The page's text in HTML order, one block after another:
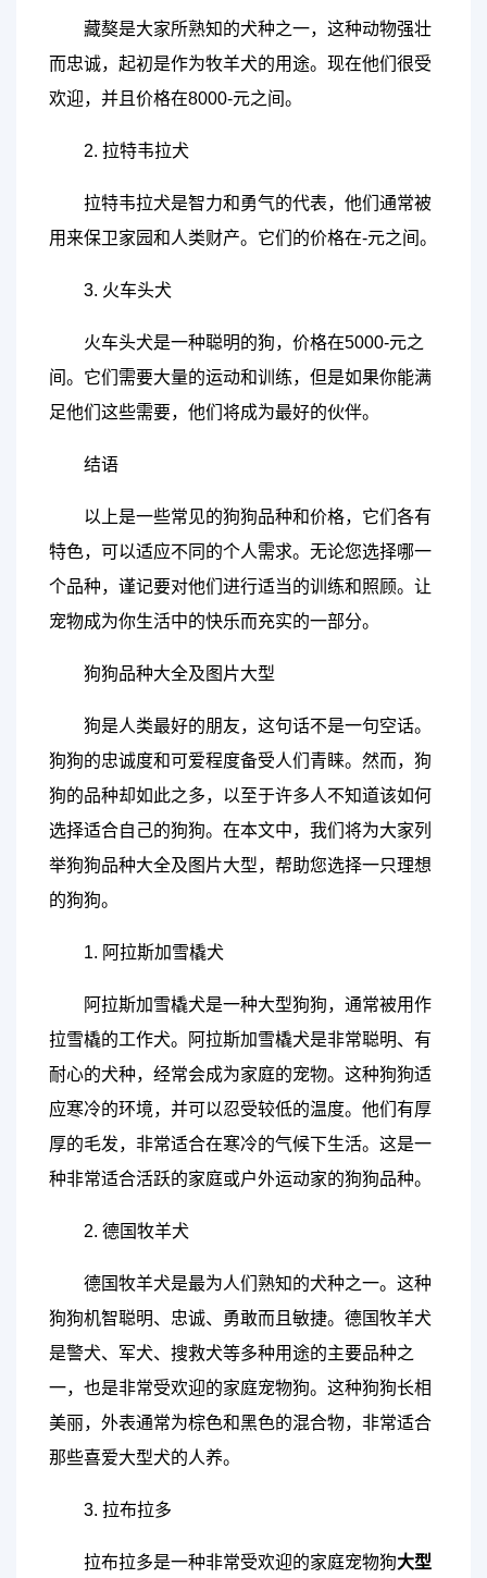
藏獒是大家所熟知的犬种之一，这种动物强壮
而忠诚，起初是作为牧羊犬的用途。现在他们很受
欢迎，并且价格在8000-元之间。
2. 拉特韦拉犬
拉特韦拉犬是智力和勇气的代表，他们通常被
用来保卫家园和人类财产。它们的价格在-元之间。
3. 火车头犬
火车头犬是一种聪明的狗，价格在5000-元之
间。它们需要大量的运动和训练，但是如果你能满
足他们这些需要，他们将成为最好的伙伴。
结语
以上是一些常见的狗狗品种和价格，它们各有
特色，可以适应不同的个人需求。无论您选择哪一
个品种，谨记要对他们进行适当的训练和照顾。让
宠物成为你生活中的快乐而充实的一部分。
狗狗品种大全及图片大型
狗是人类最好的朋友，这句话不是一句空话。
狗狗的忠诚度和可爱程度备受人们青睐。然而，狗
狗的品种却如此之多，以至于许多人不知道该如何
选择适合自己的狗狗。在本文中，我们将为大家列
举狗狗品种大全及图片大型，帮助您选择一只理想
的狗狗。
1. 阿拉斯加雪橇犬
阿拉斯加雪橇犬是一种大型狗狗，通常被用作
拉雪橇的工作犬。阿拉斯加雪橇犬是非常聪明、有
耐心的犬种，经常会成为家庭的宠物。这种狗狗适
应寒冷的环境，并可以忍受较低的温度。他们有厚
厚的毛发，非常适合在寒冷的气候下生活。这是一
种非常适合活跃的家庭或户外运动家的狗狗品种。
2. 德国牧羊犬
德国牧羊犬是最为人们熟知的犬种之一。这种
狗狗机智聪明、忠诚、勇敢而且敏捷。德国牧羊犬
是警犬、军犬、搜救犬等多种用途的主要品种之
一，也是非常受欢迎的家庭宠物狗。这种狗狗长相
美丽，外表通常为棕色和黑色的混合物，非常适合
那些喜爱大型犬的人养。
3. 拉布拉多
拉布拉多是一种非常受欢迎的家庭宠物狗大型